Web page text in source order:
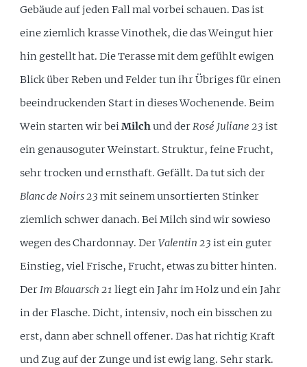
Gebäude auf jeden Fall mal vorbei schauen. Das ist
eine ziemlich krasse Vinothek, die das Weingut hier
hin gestellt hat. Die Terasse mit dem gefühlt ewigen
Blick über Reben und Felder tun ihr Übriges für einen
beeindruckenden Start in dieses Wochenende. Beim
Wein starten wir beiMilchund derRosé Juliane 23 ist
ein genausoguter Weinstart. Struktur, feine Frucht,
sehr trocken und ernsthaft. Gefällt. Da tut sich der
Blanc de Noirs 23 mit seinem unsortierten Stinker
ziemlich schwer danach. Bei Milch sind wir sowieso
wegen des Chardonnay. DerValentin 23 ist ein guter
Einstieg, viel Frische, Frucht, etwas zu bitter hinten.
DerIm Blauarsch 21 liegt ein Jahr im Holz und ein Jahr
in der Flasche. Dicht, intensiv, noch ein bisschen zu
erst, dann aber schnell offener. Das hat richtig Kraft
und Zug auf der Zunge und ist ewig lang. Sehr stark.